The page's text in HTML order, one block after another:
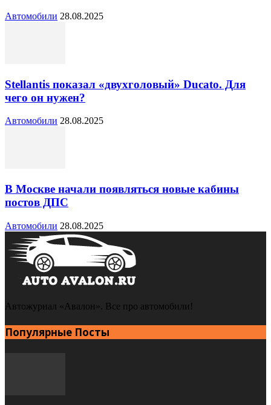
Автомобили 28.08.2025
Stellantis показал «двухголовый» Ducato. Для
чего он нужен?
Автомобили 28.08.2025
В Москве начали появляться новые кабины
постов ДПС
Автомобили 28.08.2025
Автожурнал «Авалон». Все про автомобили!
Популярные Посты